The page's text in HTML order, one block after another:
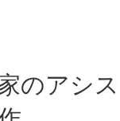
のアシ